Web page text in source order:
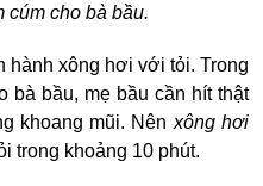
cúm cho bà bầu.
hành xông hơi với tỏi. Trong
bà bầu, mẹ bầu cần hít thật
khoang mũi. Nên xông hơi
trong khoảng 10 phút.